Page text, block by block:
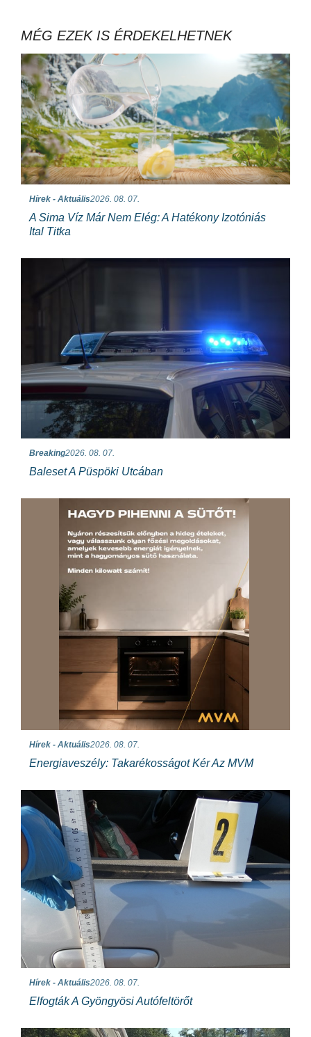
MÉG EZEK IS ÉRDEKELHETNEK
Hírek - Aktuális2026. 08. 07.
A Sima Víz Már Nem Elég: A Hatékony Izotóniás
Ital Titka
Breaking2026. 08. 07.
Baleset A Püspöki Utcában
Hírek - Aktuális2026. 08. 07.
Energiaveszély: Takarékosságot Kér Az MVM
Hírek - Aktuális2026. 08. 07.
Elfogták A Gyöngyösi Autófeltörőt